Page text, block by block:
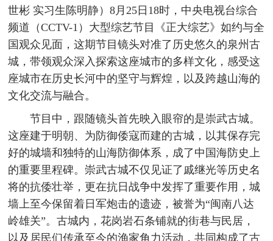
世彬 实习生陈明静）8月25日18时，中央电视台综合
频道（CCTV-1）大型综艺节目《正大综艺》如约与全
国观众见面，这期节目镜头对准了历史悠久的泉州古
城，带领观众深入探索这座城市的多样文化，感受这
座城市在历史长河中的坚守与辉煌，以及跨越山海的
文化交流与融合。
节目中，跟随镜头首先映入眼帘的是崇武古城。
这座建于明朝、为防御倭寇而建的古城，以其保存完
好的城墙和独特的山海防御体系，成了中国海防史上
的重要里程碑。崇武古城不仅见证了戚继光等历史名
将的抗倭壮举，更在抗日战争中发挥了重要作用，城
墙上至今保留着日军炮击的遗迹，被誉为“闽南八达
岭雄关”。古城内，花岗岩石条铺就的街巷与民居，
以及居民们传承至今的渔家角力活动，共同构成了古